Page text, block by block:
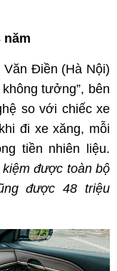
năm
Điền (Hà Nội)
tưởng”, bên
so với chiếc xe
đi xe xăng, mỗi
tiền nhiên liệu.
được toàn bộ
được 48 triệu